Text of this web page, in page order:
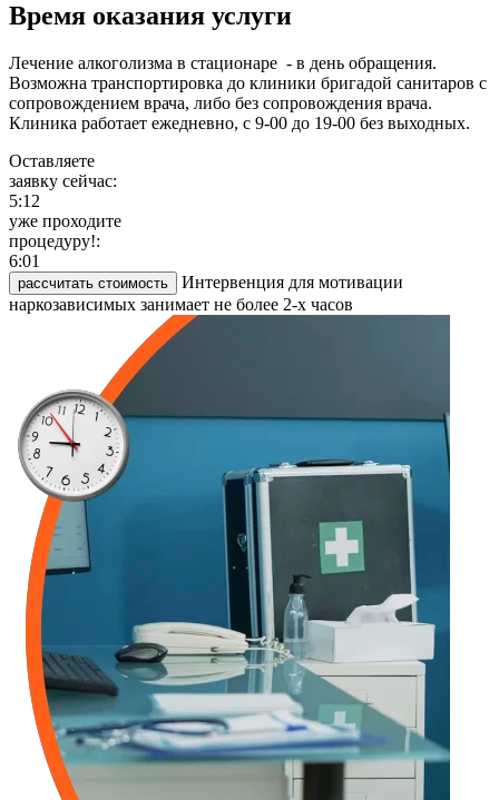
Время оказания услуги
Лечение алкоголизма в стационаре - в день обращения.
Возможна транспортировка до клиники бригадой санитаров с
сопровождением врача, либо без сопровождения врача.
Клиника работает ежедневно, с 9-00 до 19-00 без выходных.
Оставляете
заявку сейчас:
5:12
уже проходите
процедуру!:
6:01
рассчитать стоимость
Интервенция для мотивации
наркозависимых занимает не более 2-х часов